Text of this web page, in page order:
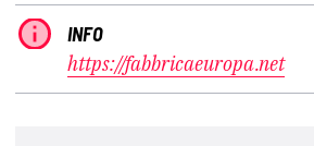
INFO
https://fabbricaeuropa.net